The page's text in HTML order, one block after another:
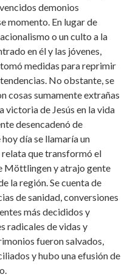
demonios
momento. En lugar de
o un culto a la
en él y las jóvenes,
medidas para reprimir
No obstante, se
cosas sumamente extrañas
victoria de Jesús en la vida
desencadenó de
día se llamaría un
que transformó el
Möttlingen y atrajo gente
la región. Se cuenta de
de sanidad, conversiones
más decididos y
radicales de vidas y
fueron salvados,
y hubo una efusión de